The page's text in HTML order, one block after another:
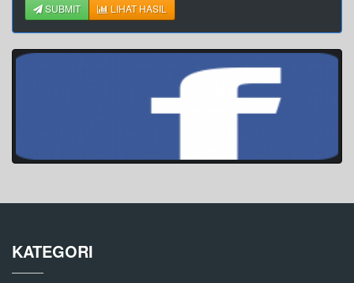
SUBMIT LIHAT HASIL
KATEGORI